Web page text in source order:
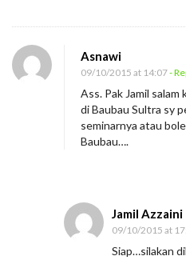
Asnawi
09/10/2015 at 14:07-
Ass. Pak Jamil
di Baubau Sultra sy
seminarnya atau
Baubau….
Jamil Azzaini
09/10/2015 at
Siap…silakan